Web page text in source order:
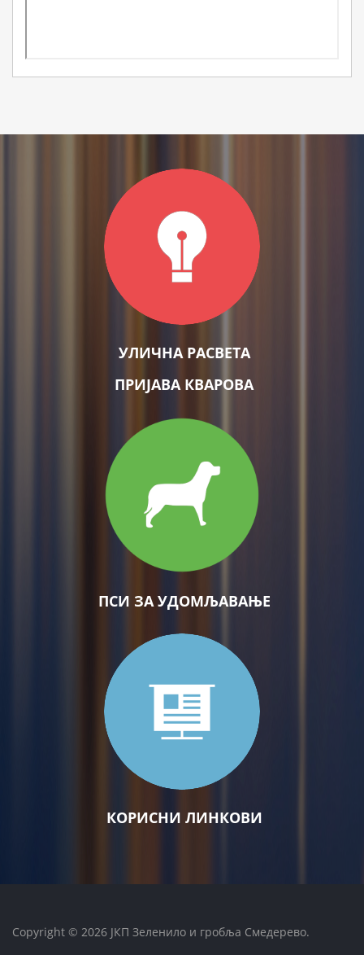
УЛИЧНА РАСВЕТА
ПРИЈАВА КВАРОВА
ПСИ ЗА УДОМЉАВАЊЕ
КОРИСНИ ЛИНКОВИ
Copyright © 2026 ЈКП Зеленило и гробља Смедерево.